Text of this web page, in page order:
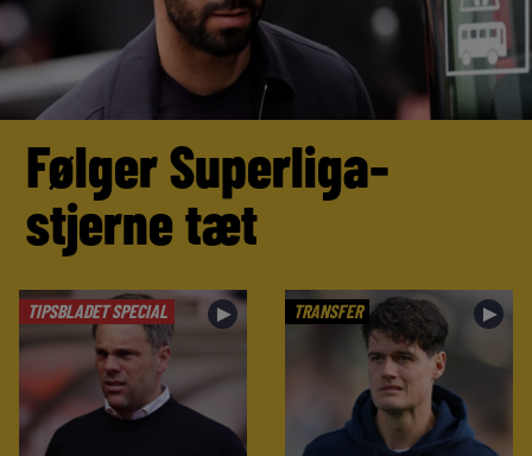
Følger Superliga-
stjerne tæt
TIPSBLADET SPECIAL ► TRANSFER ►